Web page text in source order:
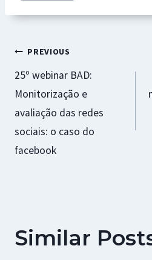
k p r
Navegação
de
artigos
PREVIOUS
25º webinar BAD:
Monitorização e
avaliação das redes
sociais: o caso do
facebook
Similar